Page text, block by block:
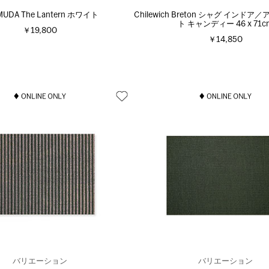
The Lantern ホワイト
￥19,800
Chilewich Breton シャグ インドア／
ト キャンディー 46 x
￥14,850
バリエーション バリエーション